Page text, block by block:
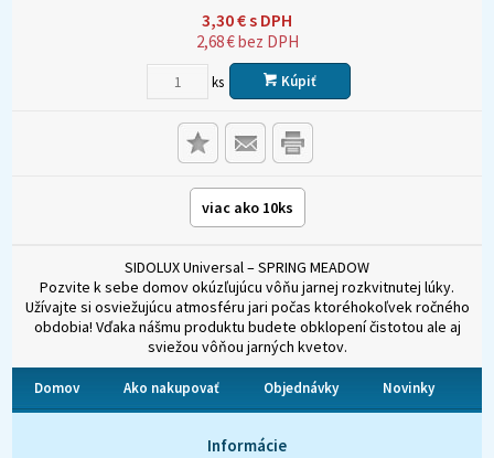
3,30€s DPH
2,68€bez DPH
ks Kúpiť
viac ako 10ks
SIDOLUX Universal – SPRING MEADOW
Pozvite k sebe domov okúzľujúcu vôňu jarnej rozkvitnutej lúky.
Užívajte si osviežujúcu atmosféru jari počas ktoréhokoľvek ročného
obdobia! Vďaka nášmu produktu budete obklopení čistotou ale aj
sviežou vôňou jarných kvetov.
Domov Ako nakupovať Objednávky Novinky
Informácie